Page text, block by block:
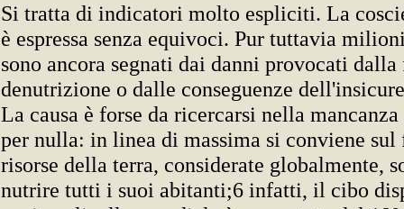
Si tratta di indicatori molto espliciti. La
è espressa senza equivoci. Pur tuttavia
sono ancora segnati dai danni provocati
denutrizione o dalle conseguenze
La causa è forse da ricercarsi nella
per nulla: in linea di massima si conviene sul
risorse della terra, considerate globalmente,
nutrire tutti i suoi abitanti;6 infatti, il cibo